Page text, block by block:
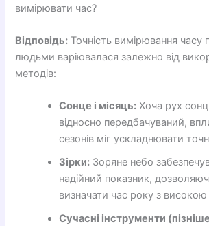
вимірювати час?
Відповідь: Точність вимірювання часу
людьми варіювалася залежно від
методів:
Сонце і місяць: Хоча рух
відносно передбачуваний,
сезонів міг ускладнювати
Зірки: Зоряне небо
надійний показник,
визначати час року з високою
Сучасні інструменти